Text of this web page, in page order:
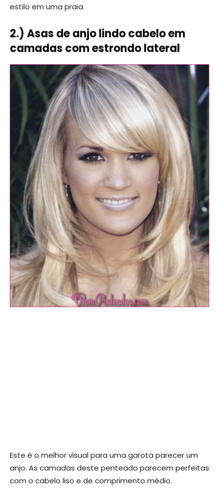
estilo em uma praia.
2.) Asas de anjo lindo cabelo em
camadas com estrondo lateral
Este é o melhor visual para uma garota parecer um
anjo. As camadas deste penteado parecem perfeitas
com o cabelo liso e de comprimento médio.